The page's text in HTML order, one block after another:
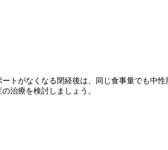
トがなくなる閉経後は、同じ食事量でも中
治療を検討しましょう。